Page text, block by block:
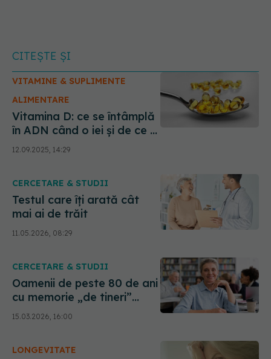
CITEȘTE ȘI
VITAMINE & SUPLIMENTE
ALIMENTARE
Vitamina D: ce se întâmplă
în ADN când o iei și de ce e
mai puternică decât s-a
crezut vreodată
12.09.2025, 14:29
CERCETARE & STUDII
Testul care îți arată cât
mai ai de trăit
11.05.2026, 08:29
CERCETARE & STUDII
Oamenii de peste 80 de ani
cu memorie „de tineri”
ascund un secret în creier
15.03.2026, 16:00
LONGEVITATE